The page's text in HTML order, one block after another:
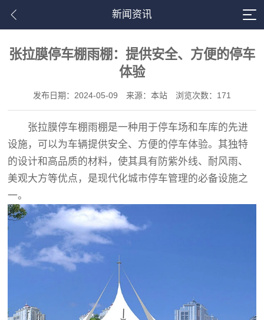
新闻资讯
张拉膜停车棚雨棚：提供安全、方便的停车
体验
发布日期：2024-05-09 来源：本站 浏览次数：171
张拉膜停车棚雨棚是一种用于停车场和车库的先进
设施，可以为车辆提供安全、方便的停车体验。其独特
的设计和高品质的材料，使其具有防紫外线、耐风雨、
美观大方等优点，是现代化城市停车管理的必备设施之
一。